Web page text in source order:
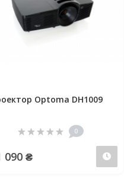
Optoma DH1009
0
090 ₴